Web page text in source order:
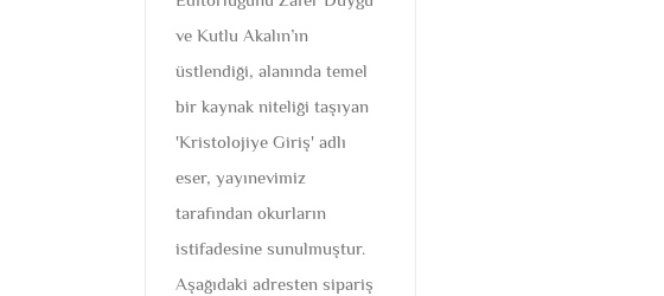
ve Kutlu Akalın’ın
üstlendiği, alanında temel
bir kaynak niteliği taşıyan
'Kristolojiye Giriş' adlı
eser, yayınevimiz
tarafından okurların
istifadesine sunulmuştur.
Aşağıdaki adresten sipariş